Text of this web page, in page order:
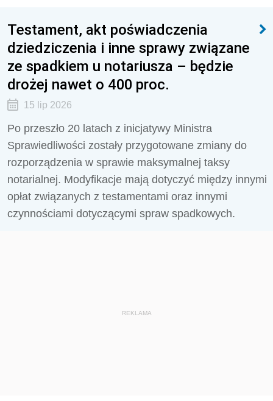
Testament, akt poświadczenia
dziedziczenia i inne sprawy związane
ze spadkiem u notariusza – będzie
drożej nawet o 400 proc.
15 lip 2026
Po przeszło 20 latach z inicjatywy Ministra
Sprawiedliwości zostały przygotowane zmiany do
rozporządzenia w sprawie maksymalnej taksy
notarialnej. Modyfikacje mają dotyczyć między innymi
opłat związanych z testamentami oraz innymi
czynnościami dotyczącymi spraw spadkowych.
REKLAMA